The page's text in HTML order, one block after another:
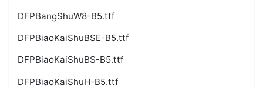
DFPBangShuW8-B5.ttf
DFPBiaoKaiShuBSE-B5.ttf
DFPBiaoKaiShuBS-B5.ttf
DFPBiaoKaiShuH-B5.ttf